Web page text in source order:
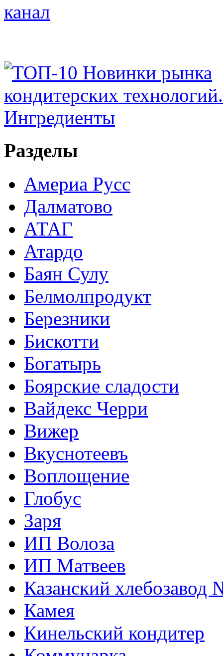
Разделы
Америа Русс
Далматово
АТАГ
Атардо
Баян Сулу
Белмолпродукт
Березники
Бискотти
Богатырь
Боярские сладости
Вайдекс Черри
Вижер
Вкуснотеевъ
Воплощение
Глобус
Заря
ИП Волоза
ИП Матвеев
Казанский хлебозавод
Камея
Кинельский кондитер